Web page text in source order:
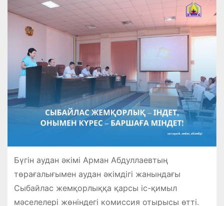
Бүгін аудан әкімі Арман Абдуллаевтың
төрағалығымен аудан әкімдігі жанындағы
Сыбайлас жемқорлыққа қарсы іс-қимыл
мәселелері жөніндегі комиссия отырысы өтті.